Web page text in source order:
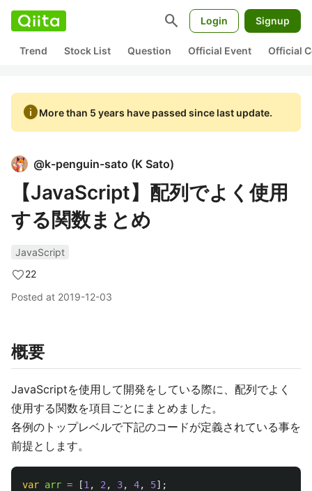
search Login Signup
Trend Stock List Question Official Event Official
infoMore than 5 years have passed since last update.
@k-penguin-sato (K Sato)
【JavaScript】配列でよく使用
する関数まとめ
JavaScript
22
Posted at 2019-12-03
概要
JavaScriptを使用して開発をしている際に、配列でよく
使用する関数を項目ごとにまとめました。
各例のトップレベルで下記のコードが定義されている事を
前提とします。
var arr = [1 , 2 , 3, 4, 5];